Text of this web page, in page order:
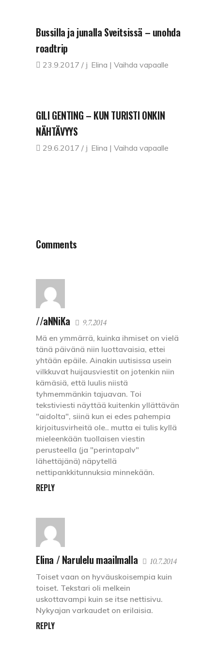
Bussilla ja junalla Sveitsissä – unohda
roadtrip
23.9.2017 Elina | Vaihda vapaalle
GILI GENTING – KUN TURISTI ONKIN
NÄHTÄVYYS
29.6.2017 Elina | Vaihda vapaalle
Comments
//aNNiKa 9.7.2014
Mä en ymmärrä, kuinka ihmiset on vielä
tänä päivänä niin luottavaisia, ettei
yhtään epäile. Ainakin uutisissa usein
vilkkuvat huijausviestit on jotenkin niin
kämäsiä, että luulis niistä
tyhmemmänkin tajuavan. Toi
tekstiviesti näyttää kuitenkin yllättävän
"aidolta", siinä kun ei edes pahempia
kirjoitusvirheitä ole.. mutta ei tulis kyllä
mieleenkään tuollaisen viestin
perusteella (ja "perintapalv"
lähettäjänä) näpytellä
nettipankkitunnuksia minnekään.
REPLY
Elina / Narulelu maailmalla 10.7.2014
Toiset vaan on hyväuskoisempia kuin
toiset. Tekstari oli melkein
uskottavampi kuin se itse nettisivu.
Nykyajan varkaudet on erilaisia.
REPLY